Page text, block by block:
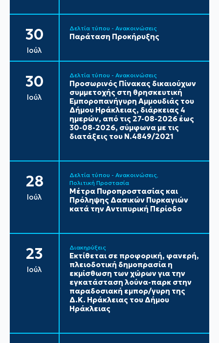
30
Ιούλ
Δελτία τύπου - Ανακοινώσεις
Παράταση Προκήρυξης
30
Ιούλ
Δελτία τύπου - Ανακοινώσεις
Προσωρινός Πίνακας δικαιούχων
συμμετοχής στη θρησκευτική
Εμποροπανήγυρη Αμμουδιάς του
Δήμου Ηράκλειας, διάρκειας 4
ημερών, από τις 27-08-2026 έως
30-08-2026, σύμφωνα με τις
διατάξεις του Ν.4849/2021
28
Ιούλ
Δελτία τύπου - Ανακοινώσεις
Πολιτική Προστασία
Μέτρα Πυροπροστασίας και
Πρόληψης Δασικών Πυρκαγιών
κατά την Αντιπυρική Περίοδο
23
Ιούλ
Διακηρύξεις
Εκτίθεται σε προφορική, φανερή,
πλειοδοτική δημοπρασία η
εκμίσθωση των χώρων για την
εγκατάσταση λούνα-παρκ στην
παραδοσιακή εμπορ/γυρη της
Δ.Κ. Ηράκλειας του Δήμου
Ηράκλειας